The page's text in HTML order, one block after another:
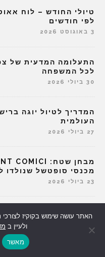
טיולי החודש – לוח
לפי חודשים
3 באוגוסט 2026
התעלומה המדעית של
לכל המשפחה
30 ביולי 2026
המדריך לטיול יוגה
העולמית
27 ביולי 2026
מכנסי סופטשל שנולדו
23 ביולי 2026
מה זו הפריחה הצהובה
רק באביב?
20 ביולי 2026
האתר עושה שימוש בקוקיז לצורכי
ולעיין ב
מאשר